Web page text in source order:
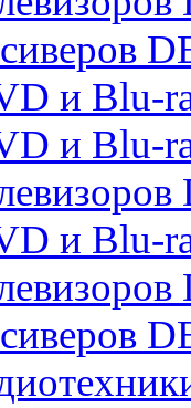
и Blu-
и Blu-
и Blu-